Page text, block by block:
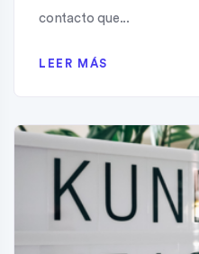
contacto que...
LEER MÁS